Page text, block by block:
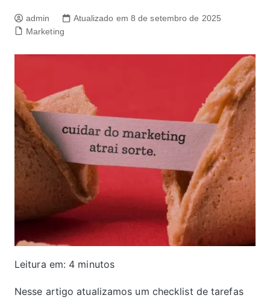
admin
Atualizado em 8 de setembro de 2025
Marketing
Leitura em: 4 minutos
Nesse artigo atualizamos um checklist de tarefas